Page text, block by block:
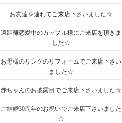
お友達を連れてご来店下さいました☆
遠距離恋愛中のカップル様にご来店を頂きま
した☆
お母様のリングのリフォームでご来店下さい
ました☆
赤ちゃんのお披露目でご来店下さいました☆
ご結婚30周年のお祝いでご来店下さいました
☆